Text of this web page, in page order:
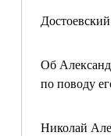
Об
по поводу
Николай